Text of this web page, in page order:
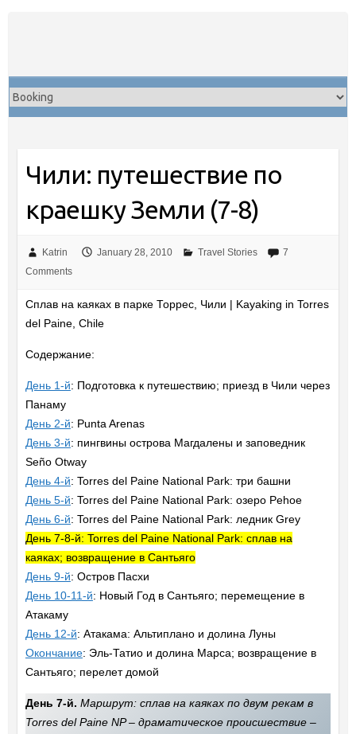
Чили: путешествие по
краешку Земли (7-8)
Katrin January 28, 2010 Travel Stories
7
Comments
Сплав на каяках в парке Торрес, Чили | Kayaking in Torres
del Paine, Chile
Содержание:
День 1-й: Подготовка к путешествию; приезд в Чили через
Панаму
День 2-й: Punta Arenas
День 3-й: пингвины острова Магдалены и заповедник
Seño Otway
День 4-й: Torres del Paine National Park: три башни
День 5-й: Torres del Paine National Park: озеро Pehoe
День 6-й: Torres del Paine National Park: ледник Grey
День 7-8-й: Torres del Paine National Park: сплав на
каяках; возвращение в Сантьяго
День 9-й: Остров Пасхи
День 10-11-й: Новый Год в Сантьяго; перемещение в
Атакаму
День 12-й: Атакама: Альтиплано и долина Луны
Окончание: Эль-Татио и долина Марса; возвращение в
Сантьяго; перелет домой
День 7-й. Маршрут: сплав на каяках по двум рекам в
Torres del Paine NP – драматическое происшествие –